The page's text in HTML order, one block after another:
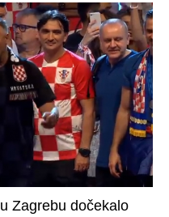
Zagrebu dočekalo